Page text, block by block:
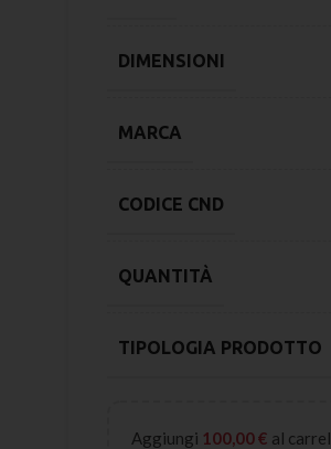
DIMENSIONI
MARCA
CODICE CND
QUANTITÀ
TIPOLOGIA PRODOTTO
Aggiungi 100,00€ al